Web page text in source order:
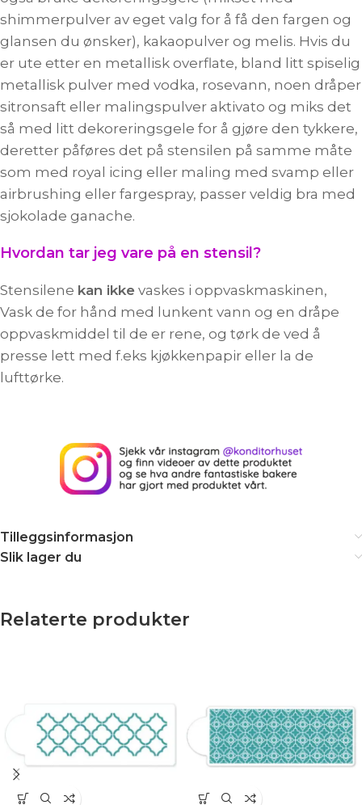
shimmerpulver av eget valg for å få den fargen og
glansen du ønsker), kakaopulver og melis. Hvis du
er ute etter en metallisk overflate, bland litt spiselig
metallisk pulver med vodka, rosevann, noen dråper
sitronsaft eller malingspulver aktivato og miks det
så med litt dekoreringsgele for å gjøre den tykkere,
deretter påføres det på stensilen på samme måte
som med royal icing eller maling med svamp eller
airbrushing eller fargespray, passer veldig bra med
sjokolade ganache.
Hvordan tar jeg vare på en stensil?
Stensilene kan ikke vaskes i oppvaskmaskinen,
Vask de for hånd med lunkent vann og en dråpe
oppvaskmiddel til de er rene, og tørk de ved å
presse lett med f.eks kjøkkenpapir eller la de
lufttørke.
Tilleggsinformasjon
Slik lager du
Relaterte produkter